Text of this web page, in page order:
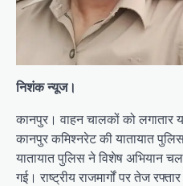
निशंक न्यूज।
कानपुर। वाहन चालकों को लगातार
कानपुर कमिश्नरेट की यातायात
यातायात पुलिस ने विशेष अभियान
गई। राष्ट्रीय राजमार्गों पर तेज